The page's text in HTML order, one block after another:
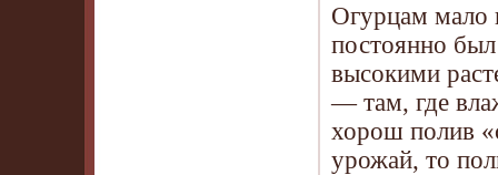
Огурцам мало
постоянно
высокими
— там, где
хорош полив
урожай, то